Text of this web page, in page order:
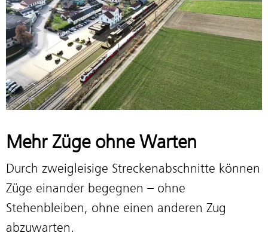
Mehr Züge ohne Warten
Durch zweigleisige Streckenabschnitte können
Züge einander begegnen – ohne
Stehenbleiben, ohne einen anderen Zug
abzuwarten.